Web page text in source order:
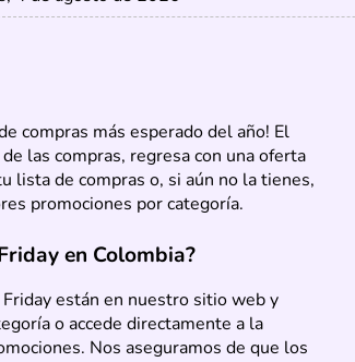
compras más esperado del año! El
las compras, regresa con una oferta
lista de compras o, si aún no la tienes,
promociones por categoría.
en Colombia?
están en nuestro sitio web y
o accede directamente a la
Nos aseguramos de que los